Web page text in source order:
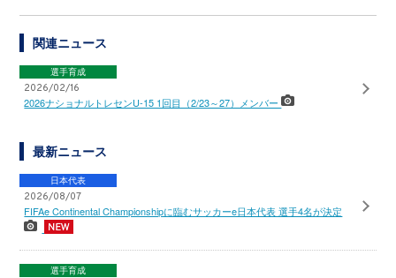
関連ニュース
選手育成
2026/02/16
2026ナショナルトレセンU-15 1回目（2/23～27）メンバー
最新ニュース
日本代表
2026/08/07
FIFAe Continental Championshipに臨むサッカーe日本代表 選手4名が決定
選手育成